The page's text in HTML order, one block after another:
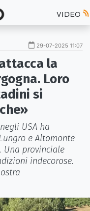
VIDEO
29-07-2025 11:07
la
Loro
si
USA ha
e Altomonte
Una provinciale
indecorose.